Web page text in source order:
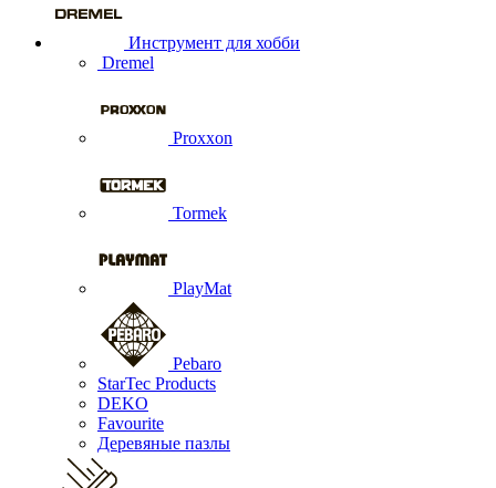
Инструмент для хобби
Dremel
Proxxon
Tormek
PlayMat
Pebaro
StarTec Products
DEKO
Favourite
Деревяные пазлы